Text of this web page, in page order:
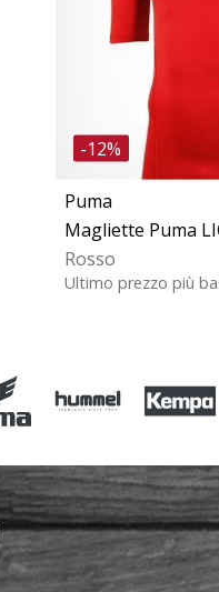
-12%
Puma
Magliette Puma
Rosso
Ultimo prezzo più